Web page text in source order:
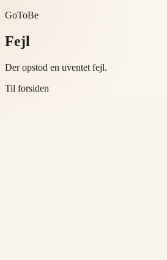
GoToBe
Fejl
Der opstod en uventet fejl.
Til forsiden